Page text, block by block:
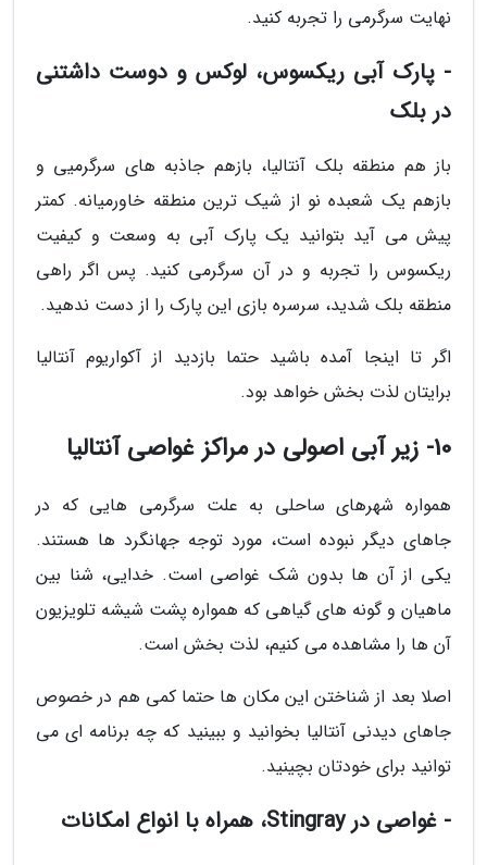
نهایت سرگرمی را تجربه کنید.
- پارک آبی ریکسوس، لوکس و دوست داشتنی
در بلک
باز هم منطقه بلک آنتالیا، بازهم جاذبه های سرگرمیی و
بازهم یک شعبده نو از شیک ترین منطقه خاورمیانه. کمتر
پیش می آید بتوانید یک پارک آبی به وسعت و کیفیت
ریکسوس را تجربه و در آن سرگرمی کنید. پس اگر راهی
منطقه بلک شدید، سرسره بازی این پارک را از دست ندهید.
اگر تا اینجا آمده باشید حتما بازدید از آکواریوم آنتالیا
برایتان لذت بخش خواهد بود.
10- زیر آبی اصولی در مراکز غواصی آنتالیا
همواره شهرهای ساحلی به علت سرگرمی هایی که در
جاهای دیگر نبوده است، مورد توجه جهانگرد ها هستند.
یکی از آن ها بدون شک غواصی است. خدایی، شنا بین
ماهیان و گونه های گیاهی که همواره پشت شیشه تلویزیون
آن ها را مشاهده می کنیم، لذت بخش است.
اصلا بعد از شناختن این مکان ها حتما کمی هم در خصوص
جاهای دیدنی آنتالیا بخوانید و ببینید که چه برنامه ای می
توانید برای خودتان بچینید.
- غواصی در Stingray، همراه با انواع امکانات